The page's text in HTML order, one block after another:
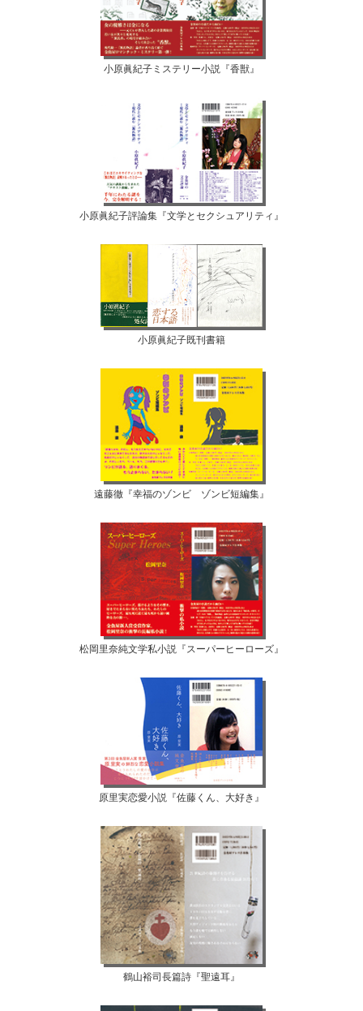
小原眞紀子ミステリー小説『香獣』
小原眞紀子評論集『文学とセクシュアリティ』
小原眞紀子既刊書籍
遠藤徹『幸福のゾンビ ゾンビ短編集』
松岡里奈純文学私小説『スーパーヒーローズ』
原里実恋愛小説『佐藤くん、大好き』
鶴山裕司長篇詩『聖遠耳』